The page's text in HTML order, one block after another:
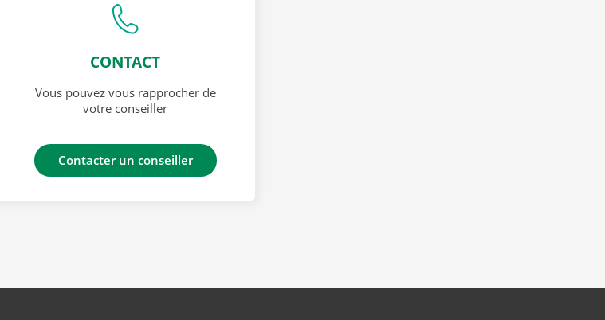
CONTACT
Vous pouvez vous rapprocher de
votre conseiller
Contacter un conseiller